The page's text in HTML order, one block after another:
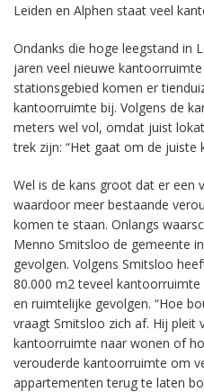
Leiden en Alphen staat veel
Ondanks die hoge leegstand in
jaren veel nieuwe
stationsgebied komen er
kantoorruimte bij. Volgens de
meters wel vol, omdat juist
trek zijn: “Het gaat om de juiste
Wel is de kans groot dat er een
waardoor meer bestaande
komen te staan. Onlangs
Menno Smitsloo de gemeente
gevolgen. Volgens Smitsloo
80.000 m2 teveel
en ruimtelijke gevolgen. “Hoe
vraagt Smitsloo zich af. Hij pleit
kantoorruimte naar wonen of
verouderde kantoorruimte om
appartementen terug te laten